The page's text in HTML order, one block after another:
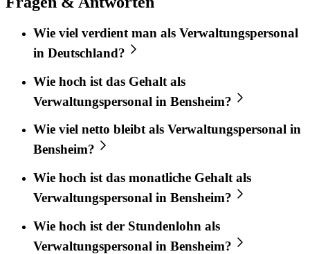
Wie viel verdient man als Verwaltungspersonal
in Deutschland?
Wie hoch ist das Gehalt als
Verwaltungspersonal in Bensheim?
Wie viel netto bleibt als Verwaltungspersonal in
Bensheim?
Wie hoch ist das monatliche Gehalt als
Verwaltungspersonal in Bensheim?
Wie hoch ist der Stundenlohn als
Verwaltungspersonal in Bensheim?